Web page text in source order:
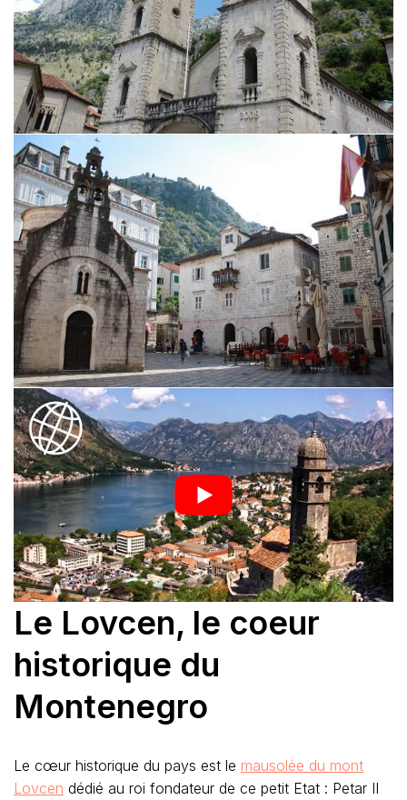
Le Lovcen, le coeur
historique du
Montenegro
Le cœur historique du pays est le mausolée du mont
Lovcen dédié au roi fondateur de ce petit Etat : Petar II